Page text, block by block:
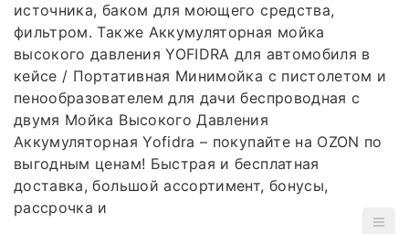
источника, баком для моющего средства,
фильтром. Также Аккумуляторная мойка
высокого давления YOFIDRA для автомобиля в
кейсе / Портативная Минимойка с пистолетом и
пенообразователем для дачи беспроводная с
двумя Мойка Высокого Давления
Аккумуляторная Yofidra – покупайте на OZON по
выгодным ценам! Быстрая и бесплатная
доставка, большой ассортимент, бонусы,
рассрочка и